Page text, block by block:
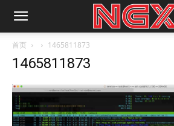
首页 1465811873
1465811873